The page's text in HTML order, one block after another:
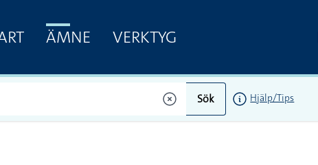
ÄMNE VERKTYG
Sök Hjälp/Tips